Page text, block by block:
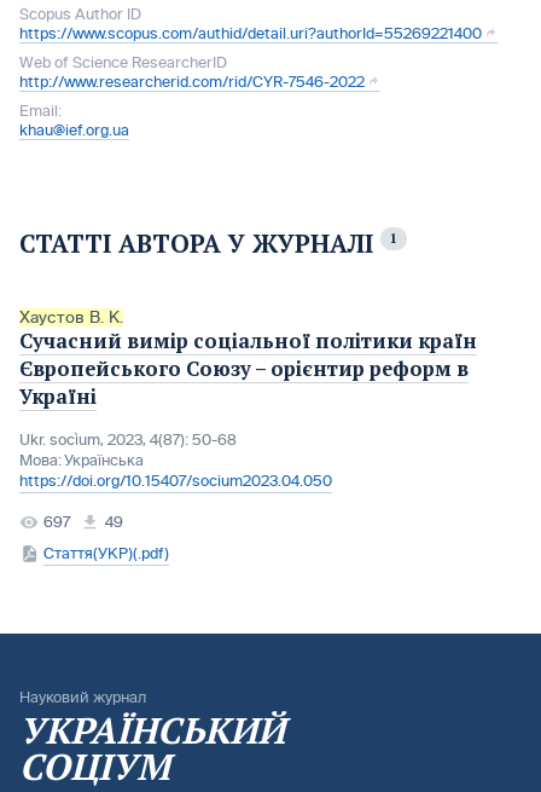
Scopus Author ID
https://www.scopus.com/authid/detail.uri?authorId=55269221400
Web of Science ResearcherID
http://www.researcherid.com/rid/CYR-7546-2022
Email:
khau@ief.org.ua
СТАТТІ АВТОРА У ЖУРНАЛІ 1
Хаустов В. К.
Сучасний вимір соціальної політики країн
Європейського Союзу – орієнтир реформ в
Україні
Ukr. socìum, 2023, 4(87): 50-68
Мова:Українська
https://doi.org/10.15407/socium2023.04.050
697
49
Стаття(УКР)(.pdf)
Науковий журнал
УКРАЇНСЬКИЙ
СОЦІУМ